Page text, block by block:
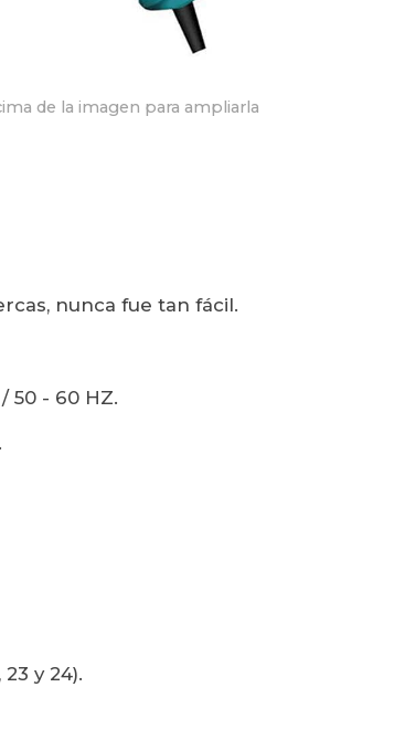
de la imagen para ampliarla
nunca fue tan fácil.
50 - 60 HZ.
23 y 24).